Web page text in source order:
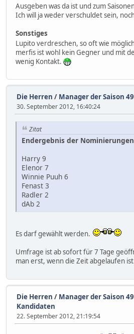
Ausgeben was da ist und zum
Ich will ja weder verschuldet sein,
Sonstiges
Lupito verdreschen, so oft wie
merfis ist wohl kein Gegner und mit
wenig Kontakt.
Die Herren / Manager der Saison 49
30. September 2012, 16:40:24
Zitat
Endergebnis der
Harry 9
Elenor 7
Winnie Puuh 6
Fenast 3
Radler 2
dAb 2
Es darf gewählt werden.
Umfrage ist ab sofort für 7 Tage
man erst, wenn die Zeit abgelaufen
Die Herren / Manager der Saison
Kandidaten
22. September 2012, 21:19:54